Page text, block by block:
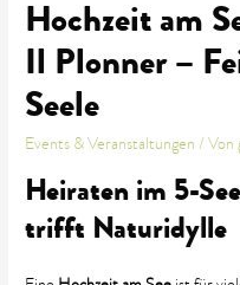
Hochzeit am
Il Plonner –
Seele
Events & Veranstaltungen / Von
Heiraten im 5-
trifft Naturidylle